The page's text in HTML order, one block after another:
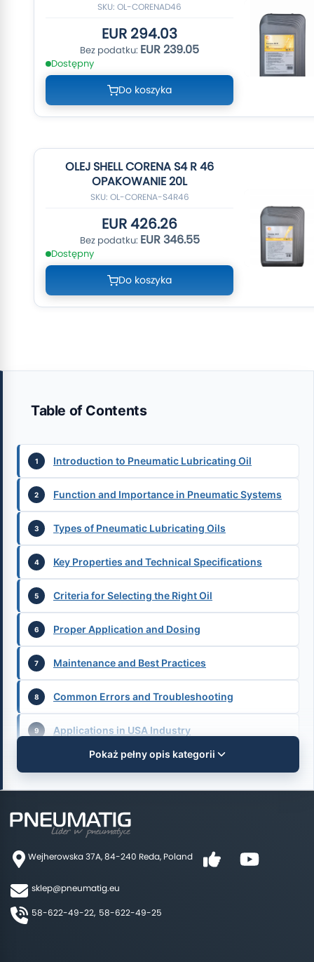
SKU: OL-CORENAD46
EUR 294.03
EUR 239.05
Dostępny
Do koszyka
OLEJ SHELL CORENA S4 R 46
OPAKOWANIE 20L
SKU: OL-CORENA-S4R46
EUR 426.26
EUR 346.55
Dostępny
Do koszyka
Table of Contents
Introduction to Pneumatic Lubricating Oil
Function and Importance in Pneumatic Systems
Types of Pneumatic Lubricating Oils
Key Properties and Technical Specifications
Criteria for Selecting the Right Oil
Proper Application and Dosing
Maintenance and Best Practices
Common Errors and Troubleshooting
Applications in USA Industry
Comprehensive Guide to
Pneumatic Lubricating Oil:
Selection, Application and
Maintenance
Pokaż pełny opis kategorii
Wejherowska 37A, 84-240 Reda, Poland
sklep@pneumatig.eu
58-622-49-22, 58-622-49-25